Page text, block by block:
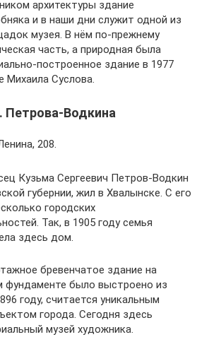
архитектуры здание
и в наши дни служит одной из
музея. В нём по-прежнему
часть, а природная была
построенное здание в 1977
Михаила Суслова.
Водкина
208.
Кузьма Сергеевич Петров-Водкин
губернии, жил в Хвалынске. С его
городских
Так, в 1905 году семья
здесь дом.
бревенчатое здание на
фундаменте было выстроено из
году, считается уникальным
города. Сегодня здесь
музей художника.